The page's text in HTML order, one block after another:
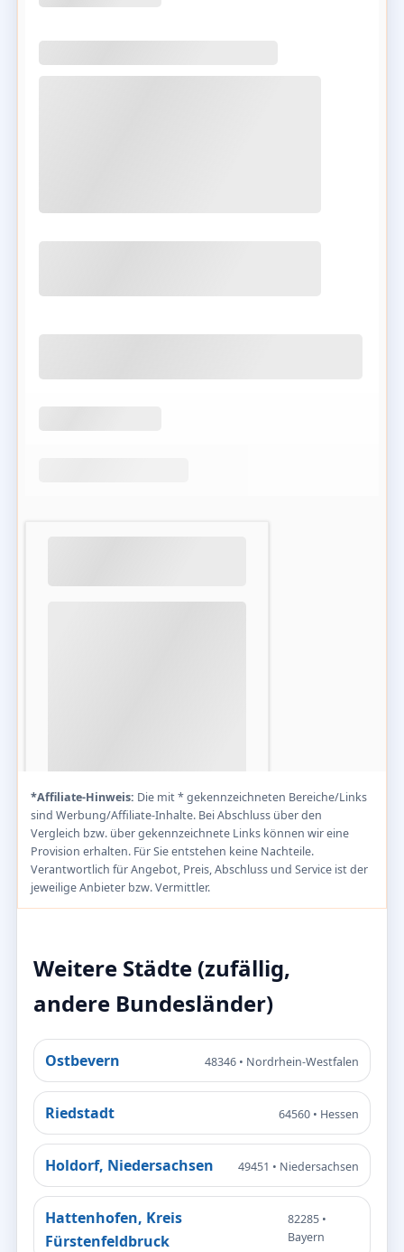
*Affiliate-Hinweis: Die mit * gekennzeichneten Bereiche/Links
sind Werbung/Affiliate-Inhalte. Bei Abschluss über den
Vergleich bzw. über gekennzeichnete Links können wir eine
Provision erhalten. Für Sie entstehen keine Nachteile.
Verantwortlich für Angebot, Preis, Abschluss und Service ist der
jeweilige Anbieter bzw. Vermittler.
Weitere Städte (zufällig,
andere Bundesländer)
Ostbevern 48346 • Nordrhein-Westfalen
Riedstadt 64560 • Hessen
Holdorf, Niedersachsen 49451 • Niedersachsen
Hattenhofen, Kreis
Fürstenfeldbruck
82285 •
Bayern